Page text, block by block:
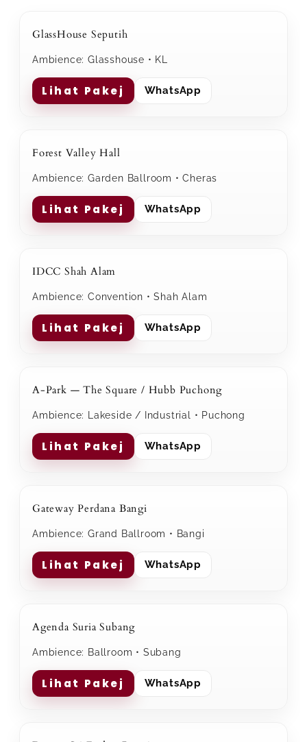
GlassHouse Seputih
Ambience: Glasshouse • KL
Lihat Pakej WhatsApp
Forest Valley Hall
Ambience: Garden Ballroom • Cheras
Lihat Pakej WhatsApp
IDCC Shah Alam
Ambience: Convention • Shah Alam
Lihat Pakej WhatsApp
A-Park — The Square / Hubb Puchong
Ambience: Lakeside / Industrial • Puchong
Lihat Pakej WhatsApp
Gateway Perdana Bangi
Ambience: Grand Ballroom • Bangi
Lihat Pakej WhatsApp
Agenda Suria Subang
Ambience: Ballroom • Subang
Lihat Pakej WhatsApp